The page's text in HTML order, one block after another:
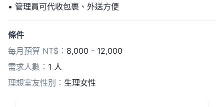
• 管理員可代收包裹、外送方便
👩 入住對象
• 限女性（生活作息正常、無菸、無寵物）
• 歡迎學生／小資族／醫護人員入住
📅 入住時間
條件
每月預算 NT$： 8,000 - 12,000
需求人數： 1 人
理想室友性別： 生理女性